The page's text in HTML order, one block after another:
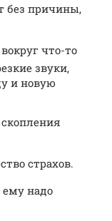
без причины,
что-то
звуки,
и новую
страхов.
ему надо